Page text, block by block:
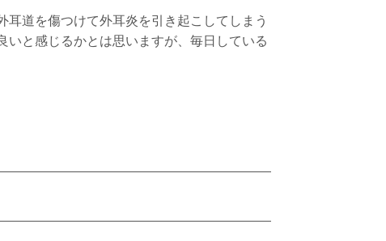
道を傷つけて外耳炎を引き起こしてしまう
いと感じるかとは思いますが、毎日している